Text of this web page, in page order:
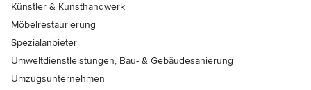
Künstler & Kunsthandwerk
Möbelrestaurierung
Spezialanbieter
Umweltdienstleistungen, Bau- & Gebäudesanierung
Umzugsunternehmen